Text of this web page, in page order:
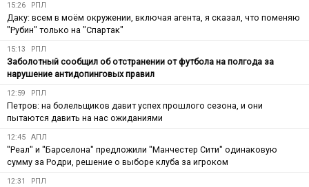
15:26 РПЛ
Даку: всем в моём окружении, включая агента, я сказал, что поменяю
"Рубин" только на "Спартак"
15:13 РПЛ
Заболотный сообщил об отстранении от футбола на полгода за
нарушение антидопинговых правил
12:59 РПЛ
Петров: на болельщиков давит успех прошлого сезона, и они
пытаются давить на нас ожиданиями
12:45 АПЛ
"Реал" и "Барселона" предложили "Манчестер Сити" одинаковую
сумму за Родри, решение о выборе клуба за игроком
12:31 РПЛ